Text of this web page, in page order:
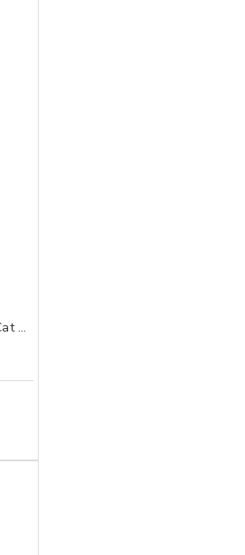
NATURAL TRAINER Cat piletina za odrasle mačke 1.5kg